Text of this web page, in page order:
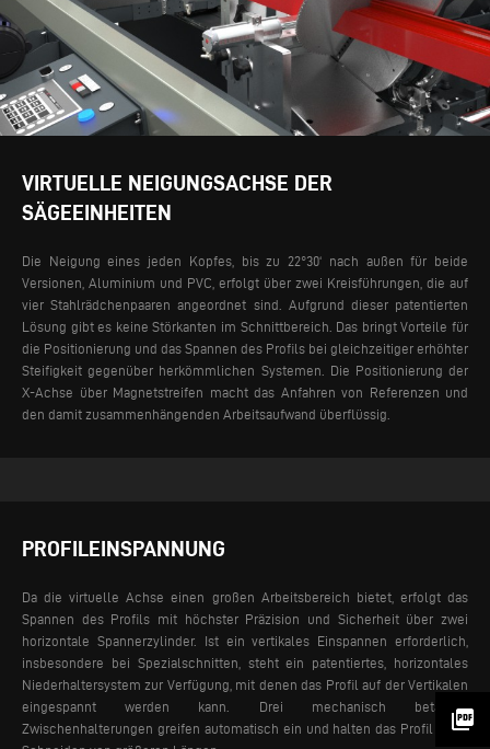
picture_as_pdf
VIRTUELLE NEIGUNGSACHSE DER
SÄGEEINHEITEN
Die Neigung eines jeden Kopfes, bis zu 22°30‘ nach außen für beide
Versionen, Aluminium und PVC, erfolgt über zwei Kreisführungen, die auf
vier Stahlrädchenpaaren angeordnet sind. Aufgrund dieser patentierten
Lösung gibt es keine Störkanten im Schnittbereich. Das bringt Vorteile für
die Positionierung und das Spannen des Profils bei gleichzeitiger erhöhter
Steifigkeit gegenüber herkömmlichen Systemen.
Die Positionierung der
X-Achse über Magnetstreifen macht das Anfahren von Referenzen und
den damit zusammenhängenden Arbeitsaufwand überflüssig.
PROFILEINSPANNUNG
Da die virtuelle Achse einen großen Arbeitsbereich bietet, erfolgt das
Spannen des Profils mit höchster Präzision und Sicherheit über zwei
horizontale Spannerzylinder. Ist ein vertikales Einspannen erforderlich,
insbesondere bei Spezialschnitten, steht ein patentiertes, horizontales
Niederhaltersystem zur Verfügung, mit denen das Profil auf der Vertikalen
eingespannt werden kann.
Drei mechanisch betätigte
Zwischenhalterungen greifen automatisch ein und halten das Profil beim